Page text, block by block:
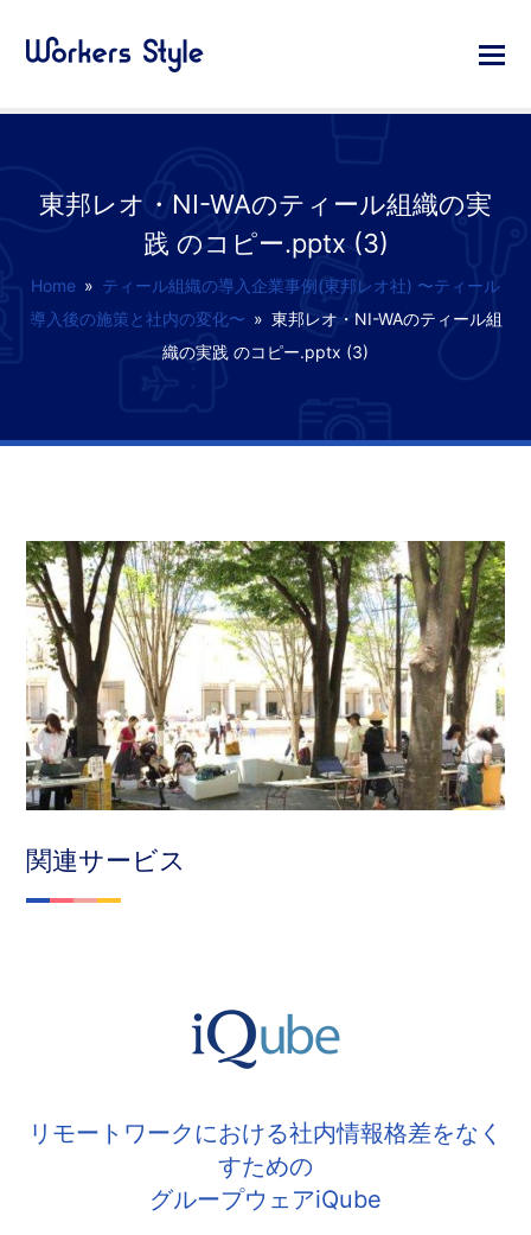
東邦レオ・NI-WAのティール組織の実
践 のコピー.pptx (3)
Home » ティール組織の導入企業事例(東邦レオ社) 〜ティール
導入後の施策と社内の変化〜 » 東邦レオ・NI-WAのティール組
織の実践 のコピー.pptx (3)
関連サービス
リモートワークにおける社内情報格差をなく
すための
グループウェアiQube